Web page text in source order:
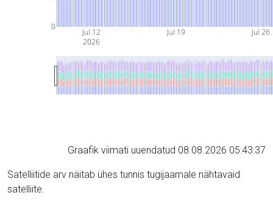
Jul 12
2026
Jul 19 Jul 26
0
Graafik viimati uuendatud 08.08.2026 05:43:37
Satelliitide arv näitab ühes tunnis tugijaamale nähtavaid
satelliite.